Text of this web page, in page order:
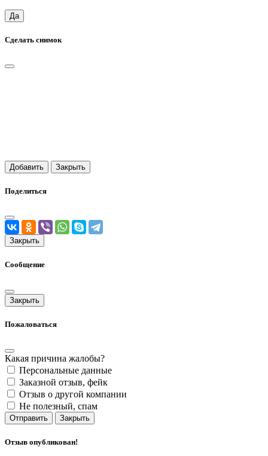
Да
Сделать снимок
Добавить Закрыть
Поделиться
Закрыть
Сообщение
Закрыть
Пожаловаться
Какая причина жалобы?
Персональные данные
Заказной отзыв, фейк
Отзыв о другой компании
Не полезный, спам
Отправить Закрыть
Отзыв опубликован!